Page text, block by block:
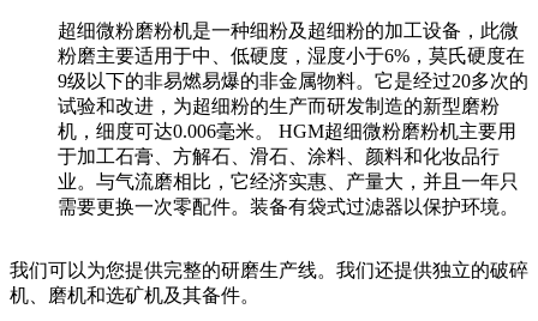
超细微粉磨粉机是一种细粉及超细粉的加工设备，此微
粉磨主要适用于中、低硬度，湿度小于6%，莫氏硬度在
9级以下的非易燃易爆的非金属物料。它是经过20多次的
试验和改进，为超细粉的生产而研发制造的新型磨粉
机，细度可达0.006毫米。 HGM超细微粉磨粉机主要用
于加工石膏、方解石、滑石、涂料、颜料和化妆品行
业。与气流磨相比，它经济实惠、产量大，并且一年只
需要更换一次零配件。装备有袋式过滤器以保护环境。
我们可以为您提供完整的研磨生产线。我们还提供独立的破碎
机、磨机和选矿机及其备件。